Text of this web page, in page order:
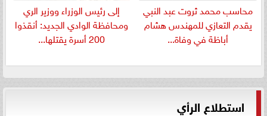
​محاسب محمد ثروت عبد النبي
يقدم التعازي للمهندس هشام
أباظة في وفاة...
إلى رئيس الوزراء ووزير الري
ومحافظة الوادي الجديد: أنقذوا
200 أسرة يقتلها...
استطلاع الرأي